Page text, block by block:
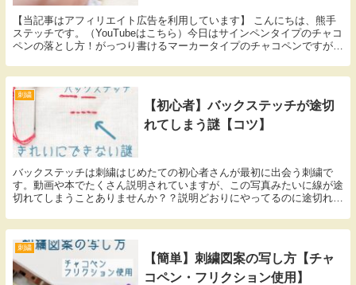
【当記事はアフィリエイト広告を利用しています】 こんにちは、熊手
ステッチです。（YouTubeはこちら）今日はサインペンタイプのチャコ
ペンの落とし方！がっつり書けるマーカータイプのチャコペンですが、
刺繍
【初心者】バックステッチが途切
れてしまう謎【コツ】
バックステッチは刺繍はじめたての初心者さんが最初に出会う刺繍で
す。動画や本でたくさん説明されていますが、この写真みたいに線が途
切れてしまうことありませんか？？説明どおりにやってるのに途切れて
刺繍
【簡単】刺繍図案の写し方【チャ
コペン・フリクション使用】